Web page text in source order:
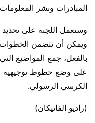
المبادرات ونشر
وستعمل اللجنة على
ويمكن أن تتضمن الخطوات
بالفعل، جمع المواضيع
على وضع خطوط توجيهية
الكرسي الرسولي.
(راديو الفاتيكان)